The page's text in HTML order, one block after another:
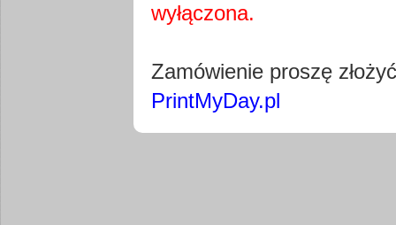
wyłączona.
Zamówienie proszę
PrintMyDay.pl